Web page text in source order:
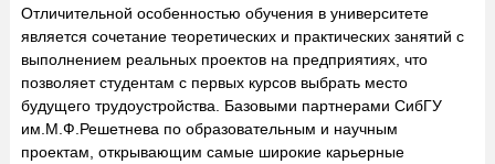
Отличительной особенностью обучения в университете
является сочетание теоретических и практических занятий с
выполнением реальных проектов на предприятиях, что
позволяет студентам с первых курсов выбрать место
будущего трудоустройства. Базовыми партнерами СибГУ
им.М.Ф.Решетнева по образовательным и научным
проектам, открывающим самые широкие карьерные